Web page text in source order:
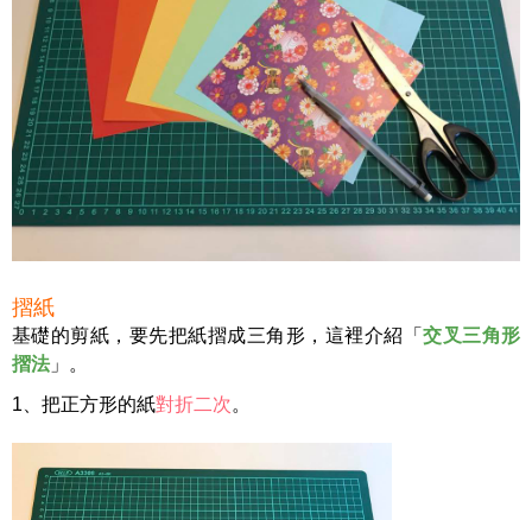
摺紙
基礎的剪紙，要先把紙摺成三角形，這裡介紹「交叉三角形
摺法 」。
1、把正方形的紙對折二次。